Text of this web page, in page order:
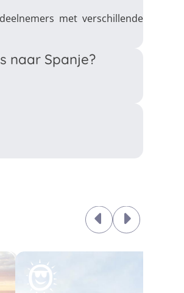
met verschillende
naar Spanje?